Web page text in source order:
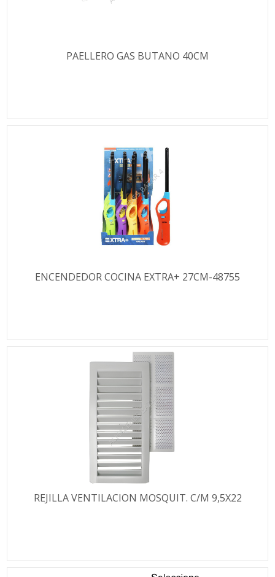
PAELLERO GAS BUTANO 40CM
ENCENDEDOR COCINA EXTRA+ 27CM-48755
REJILLA VENTILACION MOSQUIT. C/M 9,5X22